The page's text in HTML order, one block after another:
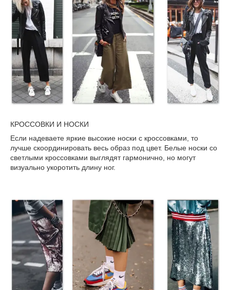
КРОССОВКИ И НОСКИ
Если надеваете яркие высокие носки с кроссовками, то
лучше скоординировать весь образ под цвет. Белые носки со
светлыми кроссовками выглядят гармонично, но могут
визуально укоротить длину ног.